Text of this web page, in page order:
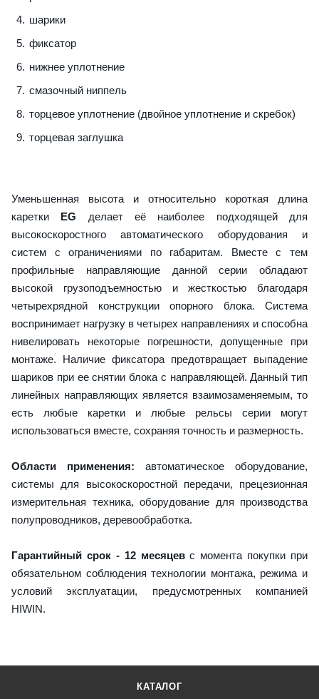
шарики
фиксатор
нижнее уплотнение
смазочный ниппель
торцевое уплотнение (двойное уплотнение и скребок)
торцевая заглушка
Уменьшенная высота и относительно короткая длина
каретки EG делает её наиболее подходящей для
высокоскоростного автоматического оборудования и
систем с ограничениями по габаритам. Вместе с тем
профильные направляющие данной серии обладают
высокой грузоподъемностью и жесткостью благодаря
четырехрядной конструкции опорного блока. Система
воспринимает нагрузку в четырех направлениях и способна
нивелировать некоторые погрешности, допущенные при
монтаже. Наличие фиксатора предотвращает выпадение
шариков при ее снятии блока с направляющей. Данный тип
линейных направляющих является взаимозаменяемым, то
есть любые каретки и любые рельсы серии могут
использоваться вместе, сохраняя точность и размерность.
Области применения: автоматическое оборудование,
системы для высокоскоростной передачи, прецезионная
измерительная техника, оборудование для производства
полупроводников, деревообработка.
Гарантийный срок - 12 месяцевс момента покупки при
обязательном соблюдения технологии монтажа, режима и
условий эксплуатации, предусмотренных компанией
HIWIN.
КАТАЛОГ